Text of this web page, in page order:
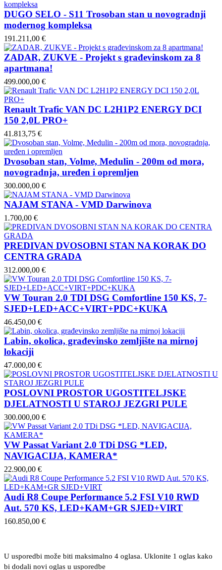
DUGO SELO - S11 Trosoban stan u novogradnji
modernog kompleksa
191.211,00 €
ZADAR, ZUKVE - Projekt s građevinskom za 8
apartmana!
499.000,00 €
Renault Trafic VAN DC L2H1P2 ENERGY DCI
150 2,0L PRO+
41.813,75 €
Dvosoban stan, Volme, Medulin - 200m od mora,
novogradnja, uređen i opremljen
300.000,00 €
NAJAM STANA - VMD Darwinova
1.700,00 €
PREDIVAN DVOSOBNI STAN NA KORAK DO
CENTRA GRADA
312.000,00 €
VW Touran 2.0 TDI DSG Comfortline 150 KS, 7-
SJED+LED+ACC+VIRT+PDC+KUKA
46.450,00 €
Labin, okolica, građevinsko zemljište na mirnoj
lokaciji
47.000,00 €
POSLOVNI PROSTOR UGOSTITELJSKE
DJELATNOSTI U STAROJ JEZGRI PULE
300.000,00 €
VW Passat Variant 2.0 TDi DSG *LED,
NAVIGACIJA, KAMERA*
22.900,00 €
Audi R8 Coupe Performance 5.2 FSI V10 RWD
Aut. 570 KS, LED+KAM+GR SJED+VIRT
160.850,00 €
U usporedbi može biti maksimalno 4 oglasa. Uklonite 1 oglas kako
bi dodali novi oglas u usporedbe